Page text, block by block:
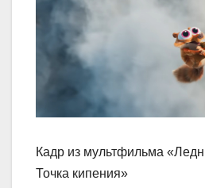
Кадр из мультфильма
Точка кипения»